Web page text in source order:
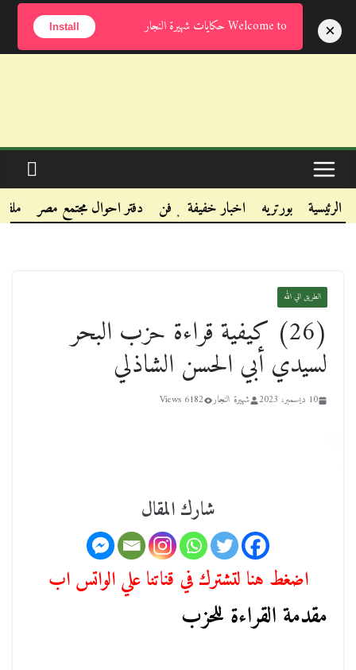
الخميس, أغسطس 6, 2026
.
.
الرئيسية بورتريه اخبار خفيفة فن دفتر احوال مجتمع مصر
الطريق الي الله
(26) كيفية قراءة حزب البحر
لسيدي أبي الحسن الشاذلي
10 ديسمبر، 2023 شهيرة النجار 6182 Views
شارك المقال
اضغط هنا لتشترك في قناتنا علي الواتس اب
مقدمة القراءة للحزب
Welcome to حكايات شهيرة النجار Install ×